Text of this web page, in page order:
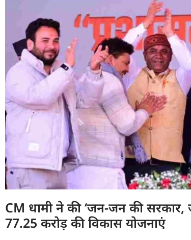
CM धामी ने की ‘जन-जन की सरकार,
77.25 करोड़ की विकास योजनाएं